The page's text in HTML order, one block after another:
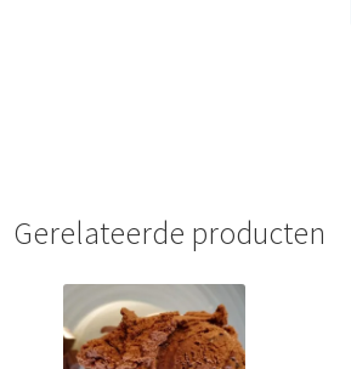
Gerelateerde producten